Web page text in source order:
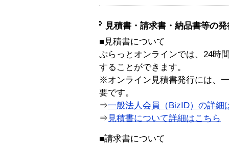
見積書・請求書・納品書等の
■見積書について
ぷらっとオンラインでは、24時
することができます。
※オンライン見積書発行には、
要です。
⇒一般法人会員（BizID）の詳細
⇒ 見積書について詳細はこちら
■請求書について